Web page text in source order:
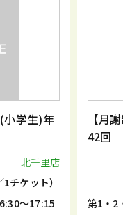
)年
北千里店
ット）
17:15
【月謝制
第1・2・3